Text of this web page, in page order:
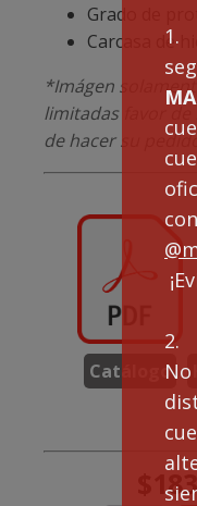
2.
Grado de
Carcasa de
*Imágen
limitadas favor
de hacer su
Catálogo